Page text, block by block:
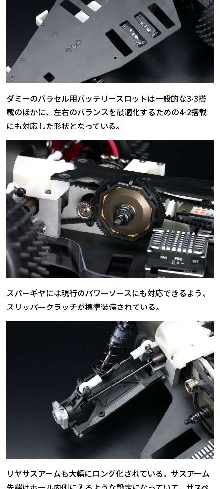
ダミーのバラセル用バッテリースロットは一般的な3-3搭
載のほかに、左右のバランスを最適化するための4-2搭載
にも対応した形状となっている。
スパーギヤには現行のパワーソースにも対応できるよう、
スリッパークラッチが標準装備されている。
リヤサスアームも大幅にロング化されている。サスアーム